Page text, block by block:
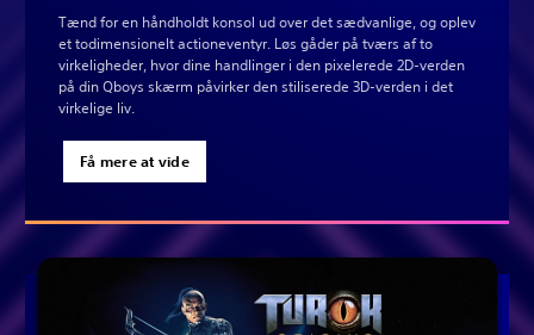
Tænd for en håndholdt konsol ud over det sædvanlige, og oplev
et todimensionelt actioneventyr. Løs gåder på tværs af to
virkeligheder, hvor dine handlinger i den pixelerede 2D-verden
på din Qboys skærm påvirker den stiliserede 3D-verden i det
virkelige liv.
Få mere at vide